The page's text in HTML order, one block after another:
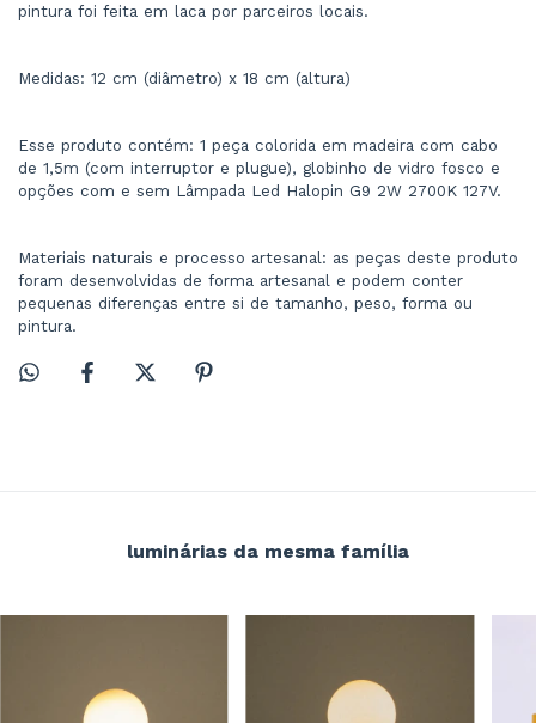
pintura foi feita em laca por parceiros locais.
Medidas: 12 cm (diâmetro) x 18 cm (altura)
Esse produto contém: 1 peça colorida em madeira com cabo
de 1,5m (com interruptor e plugue), globinho de vidro fosco e
opções com e sem Lâmpada Led Halopin G9 2W 2700K 127V.
Materiais naturais e processo artesanal: as peças deste produto
foram desenvolvidas de forma artesanal e podem conter
pequenas diferenças entre si de tamanho, peso, forma ou
pintura.
luminárias da mesma família